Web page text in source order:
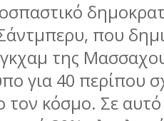
Σάντµπερυ, που
της
για 40 περίπου
τον κόσµο. Σε